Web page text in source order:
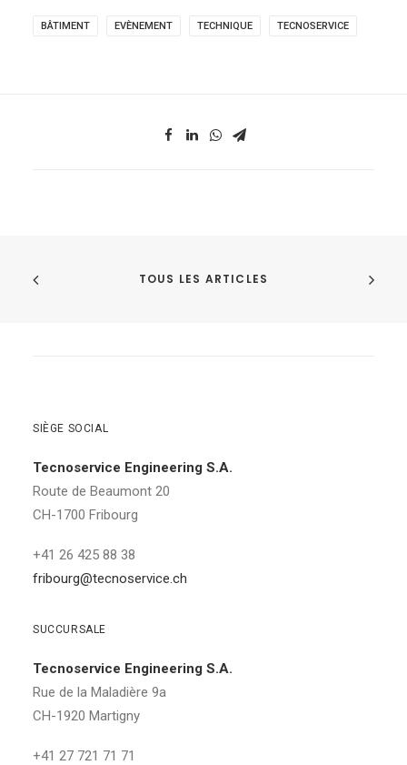
BÂTIMENT EVÈNEMENT TECHNIQUE TECNOSERVICE
TOUS LES ARTICLES
SIÈGE SOCIAL
Tecnoservice Engineering S.A.
Route de Beaumont 20
CH-1700 Fribourg
+41 26 425 88 38
fribourg@tecnoservice.ch
SUCCURSALE
Tecnoservice Engineering S.A.
Rue de la Maladière 9a
CH-1920 Martigny
+41 27 721 71 71